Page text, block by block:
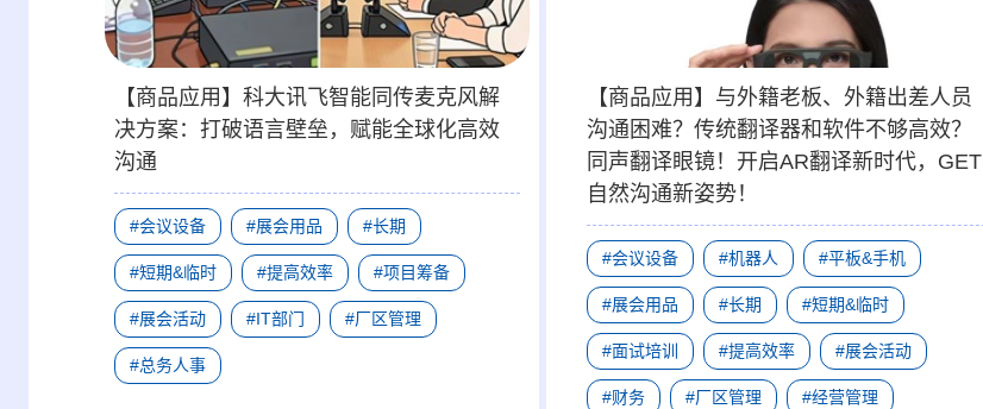
【商品应用】科大讯飞智能同传麦克风解
决方案：打破语言壁垒，赋能全球化高效
沟通
#会议设备 #展会用品 #长期
#短期&临时 #提高效率 #项目筹备
#展会活动 #IT部门 #厂区管理
#总务人事
【商品应用】与外籍老板、外籍出差人员
沟通困难？传统翻译器和软件不够高效？
同声翻译眼镜！开启AR翻译新时代，GET
自然沟通新姿势！
#会议设备 #机器人 #平板&手机
#展会用品 #长期 #短期&临时
#面试培训 #提高效率 #展会活动
#财务 #厂区管理 #经营管理